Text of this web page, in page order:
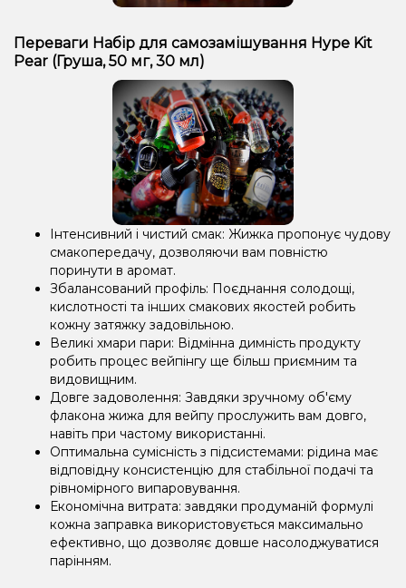
Переваги Набір для самозамішування Hype Kit
Pear (Груша, 50 мг, 30 мл)
Інтенсивний і чистий смак: Жижка пропонує чудову
смакопередачу, дозволяючи вам повністю
поринути в аромат.
Збалансований профіль: Поєднання солодощі,
кислотності та інших смакових якостей робить
кожну затяжку задовільною.
Великі хмари пари: Відмінна димність продукту
робить процес вейпінгу ще більш приємним та
видовищним.
Довге задоволення: Завдяки зручному об'єму
флакона жижа для вейпу прослужить вам довго,
навіть при частому використанні.
Оптимальна сумісність з підсистемами: рідина має
відповідну консистенцію для стабільної подачі та
рівномірного випаровування.
Економічна витрата: завдяки продуманій формулі
кожна заправка використовується максимально
ефективно, що дозволяє довше насолоджуватися
парінням.